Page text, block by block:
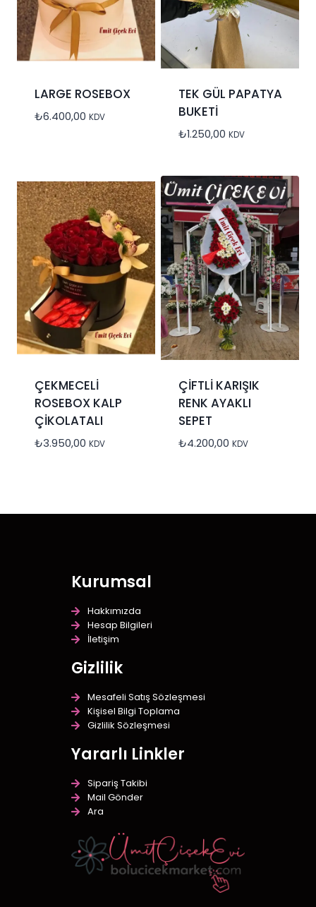
LARGE ROSEBOX
₺6.400,00 KDV
TEK GÜL PAPATYA
BUKETİ
₺1.250,00 KDV
ÇEKMECELİ
ROSEBOX KALP
ÇİKOLATALI
₺3.950,00 KDV
ÇİFTLİ KARIŞIK
RENK AYAKLI
SEPET
₺4.200,00 KDV
Kurumsal
Hakkımızda
Hesap Bilgileri
İletişim
Gizlilik
Mesafeli Satış Sözleşmesi
Kişisel Bilgi Toplama
Gizlilik Sözleşmesi
Yararlı Linkler
Sipariş Takibi
Mail Gönder
Ara